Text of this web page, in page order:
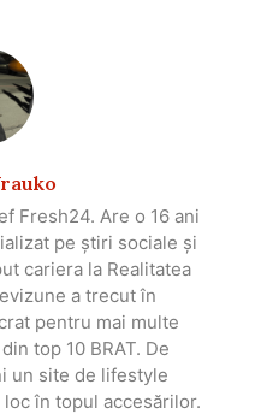
Fresh24. Are o 16 ani
pe știri sociale și
cariera la Realitatea
a trecut în
pentru mai multe
top 10 BRAT. De
un site de lifestyle
în topul accesărilor.